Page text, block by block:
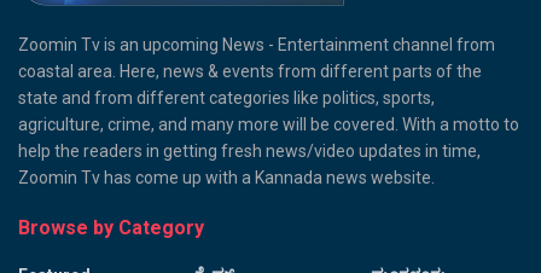
Zoomin Tv is an upcoming News - Entertainment channel from
coastal area. Here, news & events from different parts of the
state and from different categories like politics, sports,
agriculture, crime, and many more will be covered. With a motto to
help the readers in getting fresh news/video updates in time,
Zoomin Tv has come up with a Kannada news website.
Browse by Category